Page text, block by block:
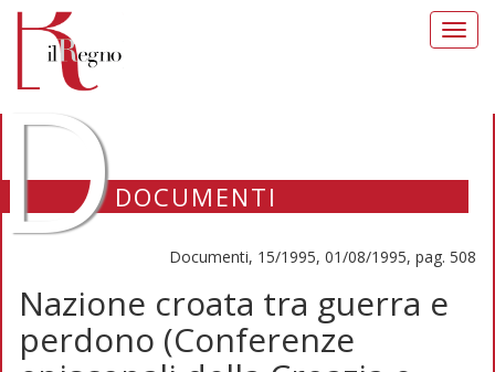
DOCUMENTI
Documenti, 15/1995, 01/08/1995, pag. 508
Nazione croata tra guerra e
perdono (Conferenze